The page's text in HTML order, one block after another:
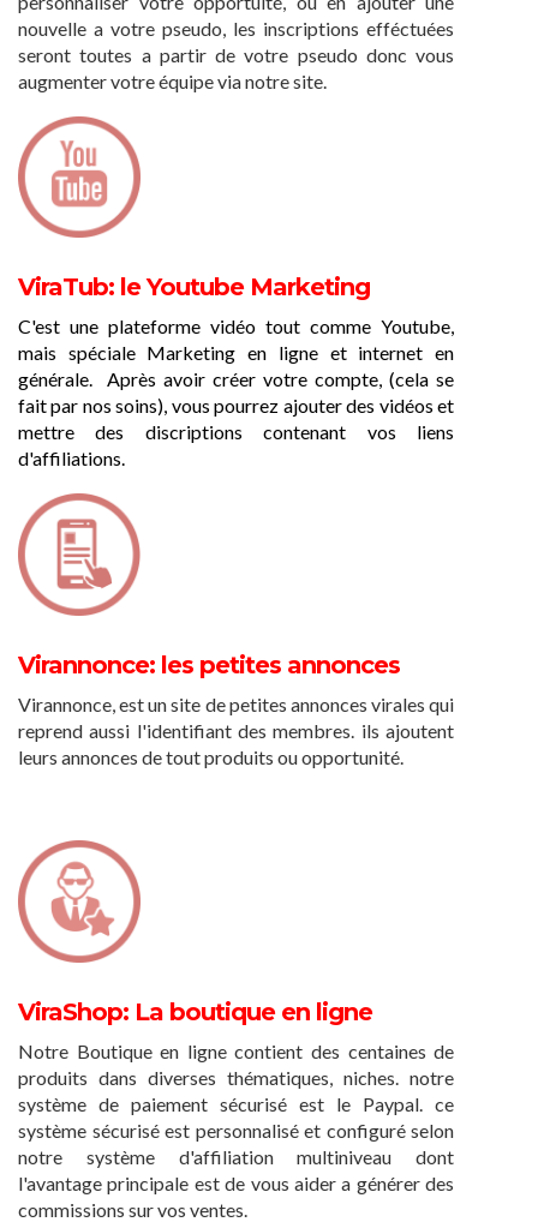
nouvelle a votre pseudo, les inscriptions efféctuées
seront toutes a partir de votre pseudo donc vous
augmenter votre équipe via notre site.
ViraTub: le Youtube Marketing
C'est une plateforme vidéo tout comme Youtube,
mais spéciale Marketing en ligne et internet en
générale.
Après avoir créer votre compte, (cela se
fait par nos soins), vous pourrez ajouter des vidéos et
mettre des discriptions contenant vos liens
d'affiliations.
Virannonce: les petites annonces
Virannonce, est un site de petites annonces virales qui
reprend aussi l'identifiant des membres. ils ajoutent
leurs annonces de tout produits ou opportunité.
ViraShop: La boutique en ligne
Notre Boutique en ligne contient des centaines de
produits dans diverses thématiques, niches. notre
système de paiement sécurisé est le Paypal. ce
système sécurisé est personnalisé et configuré selon
notre système d'affiliation multiniveau dont
l'avantage principale est de vous aider a générer des
commissions sur vos ventes.